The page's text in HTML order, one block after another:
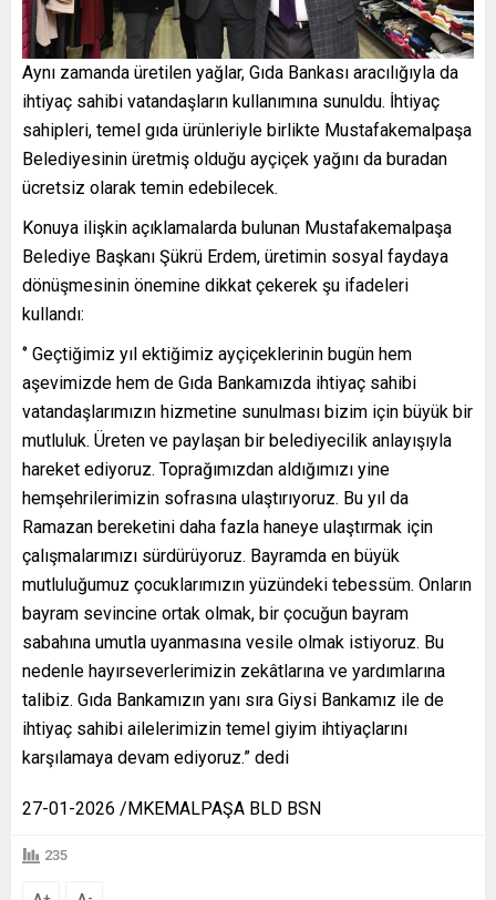
Aynı zamanda üretilen yağlar, Gıda Bankası aracılığıyla da
ihtiyaç sahibi vatandaşların kullanımına sunuldu. İhtiyaç
sahipleri, temel gıda ürünleriyle birlikte Mustafakemalpaşa
Belediyesinin üretmiş olduğu ayçiçek yağını da buradan
ücretsiz olarak temin edebilecek.
Konuya ilişkin açıklamalarda bulunan Mustafakemalpaşa
Belediye Başkanı Şükrü Erdem, üretimin sosyal faydaya
dönüşmesinin önemine dikkat çekerek şu ifadeleri
kullandı:
‘’ Geçtiğimiz yıl ektiğimiz ayçiçeklerinin bugün hem
aşevimizde hem de Gıda Bankamızda ihtiyaç sahibi
vatandaşlarımızın hizmetine sunulması bizim için büyük bir
mutluluk. Üreten ve paylaşan bir belediyecilik anlayışıyla
hareket ediyoruz. Toprağımızdan aldığımızı yine
hemşehrilerimizin sofrasına ulaştırıyoruz. Bu yıl da
Ramazan bereketini daha fazla haneye ulaştırmak için
çalışmalarımızı sürdürüyoruz. Bayramda en büyük
mutluluğumuz çocuklarımızın yüzündeki tebessüm. Onların
bayram sevincine ortak olmak, bir çocuğun bayram
sabahına umutla uyanmasına vesile olmak istiyoruz. Bu
nedenle hayırseverlerimizin zekâtlarına ve yardımlarına
talibiz. Gıda Bankamızın yanı sıra Giysi Bankamız ile de
ihtiyaç sahibi ailelerimizin temel giyim ihtiyaçlarını
karşılamaya devam ediyoruz.” dedi
27-01-2026 /MKEMALPAŞA BLD BSN
235